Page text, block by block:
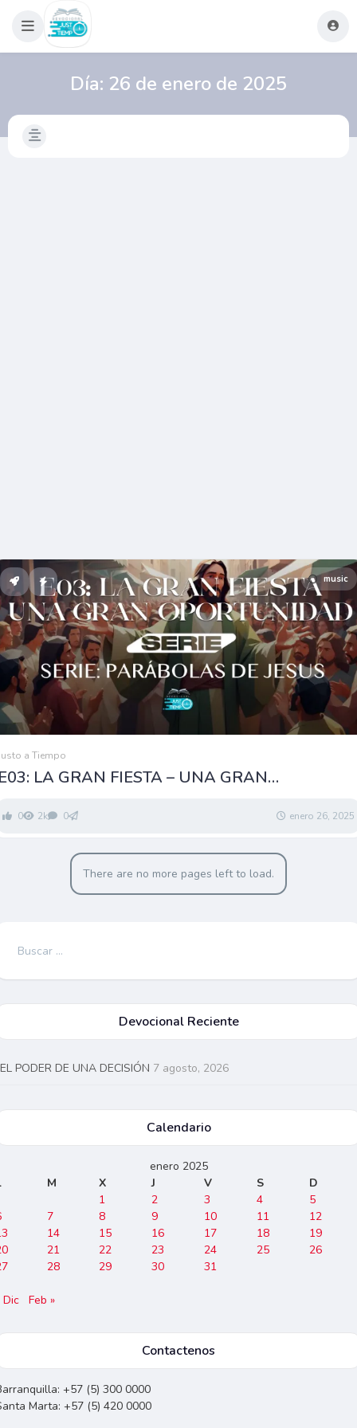
Día: 26 de enero de 2025
music
a Tiempo
LA GRAN FIESTA – UNA GRAN
0 2k 0 enero 26, 2025
There are no more pages left to load.
Buscar:
Devocional Reciente
EL PODER DE UNA DECISIÓN 7 agosto, 2026
Calendario
enero 2025
M X J V S
D
1
2 3 4
5
7 8 9 10 11
12
14 15 16 17 18
19
21 22 23 24 25
26
28 29 30 31
Dic Feb »
Contactenos
+57 (5) 300 0000
Marta: +57 (5) 420 0000